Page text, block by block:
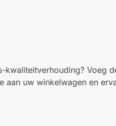
Voeg
aan uw winkelwagen en